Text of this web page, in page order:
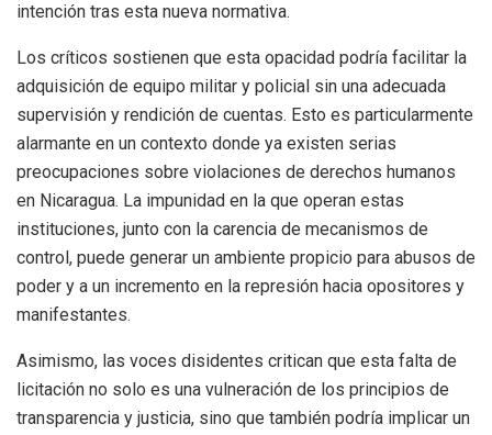
intención tras esta nueva normativa.
Los críticos sostienen que esta opacidad podría facilitar la
adquisición de equipo militar y policial sin una adecuada
supervisión y rendición de cuentas. Esto es particularmente
alarmante en un contexto donde ya existen serias
preocupaciones sobre violaciones de derechos humanos
en Nicaragua. La impunidad en la que operan estas
instituciones, junto con la carencia de mecanismos de
control, puede generar un ambiente propicio para abusos de
poder y a un incremento en la represión hacia opositores y
manifestantes.
Asimismo, las voces disidentes critican que esta falta de
licitación no solo es una vulneración de los principios de
transparencia y justicia, sino que también podría implicar un